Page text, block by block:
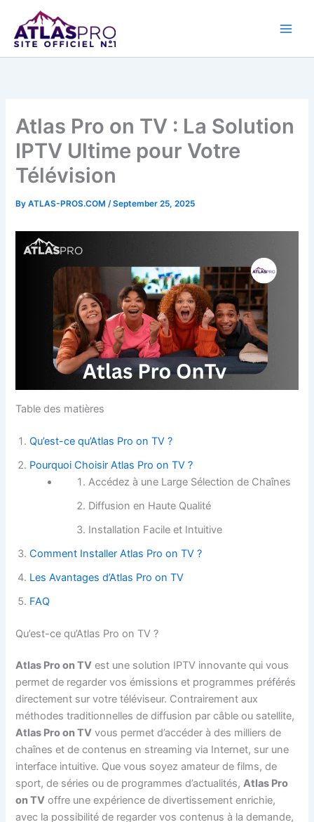
content
Atlas Pro on TV : La Solution
IPTV Ultime pour Votre
Télévision
ByATLAS-PROS.COM/September 25, 2025
Table des matières
Qu’est-ce qu’Atlas Pro on TV ?
Pourquoi Choisir Atlas Pro on TV ?
Accédez à une Large Sélection de Chaînes
Diffusion en Haute Qualité
Installation Facile et Intuitive
Comment Installer Atlas Pro on TV ?
Les Avantages d’Atlas Pro on TV
FAQ
Qu’est-ce qu’Atlas Pro on TV ?
Atlas Pro on TV est une solution IPTV innovante qui vous
permet de regarder vos émissions et programmes préférés
directement sur votre téléviseur. Contrairement aux
méthodes traditionnelles de diffusion par câble ou satellite,
Atlas Pro on TV vous permet d’accéder à des milliers de
chaînes et de contenus en streaming via Internet, sur une
interface intuitive. Que vous soyez amateur de films, de
sport, de séries ou de programmes d’actualités,Atlas Pro
on TV offre une expérience de divertissement enrichie,
avec la possibilité de regarder vos contenus à la demande,